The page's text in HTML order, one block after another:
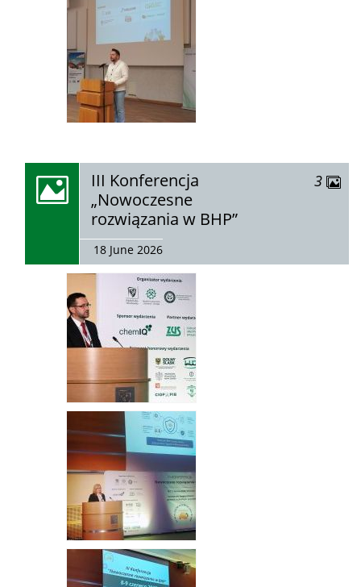
zobacz
galerię:
III Konferencja
„Nowoczesne
rozwiązania w BHP”
18 June 2026
3 zdjęć